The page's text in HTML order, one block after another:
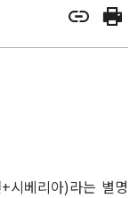
시베리아)라는 별명